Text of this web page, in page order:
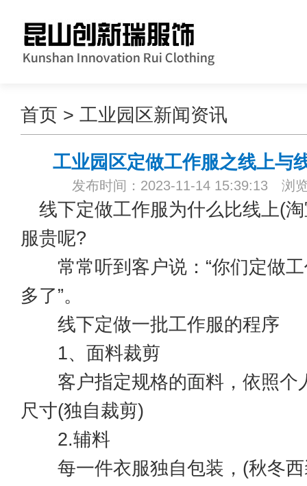
首页 > 工业园区新闻资讯
工业园区定做工作服之线上与
发布时间：2023-11-14 15:39:13 浏
线下定做工作服为什么比线上(
服贵呢?
常常听到客户说：“你们定做工
多了”。
线下定做一批工作服的程序
1、面料裁剪
客户指定规格的面料，依照个
尺寸(独自裁剪)
2.辅料
每一件衣服独自包装，(秋冬西